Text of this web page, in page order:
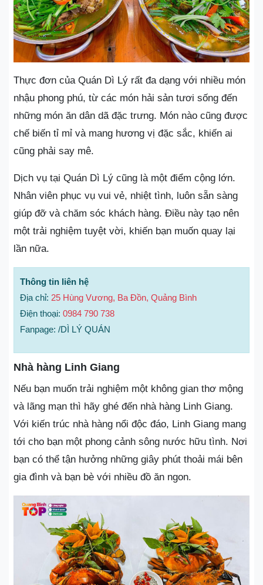
Thực đơn của Quán Dì Lý rất đa dạng với nhiều món
nhậu phong phú, từ các món hải sản tươi sống đến
những món ăn dân dã đặc trưng. Món nào cũng được
chế biến tỉ mỉ và mang hương vị đặc sắc, khiến ai
cũng phải say mê.
Dịch vụ tại Quán Dì Lý cũng là một điểm cộng lớn.
Nhân viên phục vụ vui vẻ, nhiệt tình, luôn sẵn sàng
giúp đỡ và chăm sóc khách hàng. Điều này tạo nên
một trải nghiệm tuyệt vời, khiến bạn muốn quay lại
lần nữa.
Thông tin liên hệ
Địa chỉ: 25 Hùng Vương, Ba Đồn, Quảng Bình
Điện thoại: 0984 790 738
Fanpage: /DÌ LÝ QUÁN
Nhà hàng Linh Giang
Nếu bạn muốn trải nghiệm một không gian thơ mộng
và lãng mạn thì hãy ghé đến nhà hàng Linh Giang.
Với kiến trúc nhà hàng nổi độc đáo, Linh Giang mang
tới cho bạn một phong cảnh sông nước hữu tình. Nơi
bạn có thể tận hưởng những giây phút thoải mái bên
gia đình và bạn bè với nhiều đồ ăn ngon.